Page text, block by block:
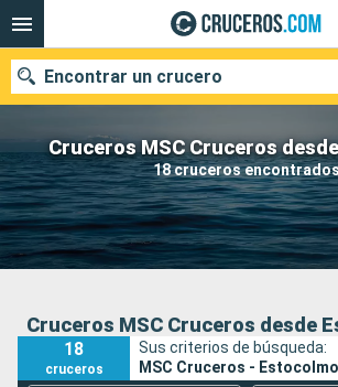
Cruceros MSC Cruceros
18 cruceros
Encontrar un crucero
Nuestros destinos
Fecha de salida
Buscar
Cruceros MSC Cruceros desde
18
cruceros
Sus criterios de búsqueda:
MSC Cruceros - Estocolmo